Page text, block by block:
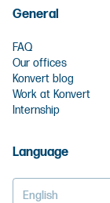
General
FAQ
Our offices
Konvert blog
Work at Konvert
Internship
Language
English